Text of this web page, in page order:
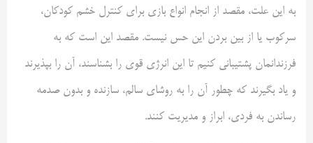
به این علت، مقصد از انجام انواع بازی برای کنترل خشم کودکان،
سرکوب یا از بین بردن این حس نیست. مقصد این است که به
فرزندانمان پشتیبانی کنیم تا این انرژی قوی را بشناسند، آن را بپذیرند
و یاد بگیرند که چطور آن را به روشای سالم، سازنده و بدون صدمه
رساندن به فردی، ابراز و مدیریت کنند.